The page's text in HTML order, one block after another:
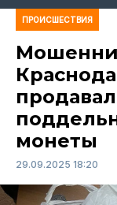
ПРОИСШЕСТВИЯ
монеты
29.09.2025 18:20